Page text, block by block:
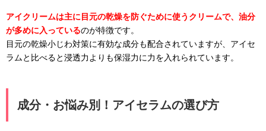
アイクリームは主に目元の乾燥を防ぐために使うクリームで、油分
が多めに入っているのが特徴です。
目元の乾燥小じわ対策に有効な成分も配合されていますが、アイセ
ラムと比べると浸透力よりも保湿力に力を入れられています。
成分・お悩み別！アイセラムの選び方